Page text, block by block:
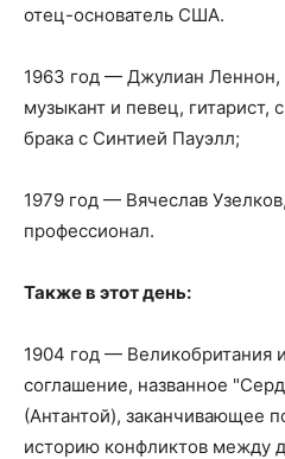
отец-основатель США.
1963 год — Джулиан Леннон,
музыкант и певец,
брака с Синтией Пауэлл;
1979 год — Вячеслав
профессионал.
Также в этот день:
1904 год — Великобритания
соглашение, названное
(Антантой), заканчивающее
историю конфликтов между